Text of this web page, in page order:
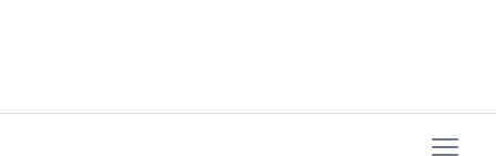
Índia